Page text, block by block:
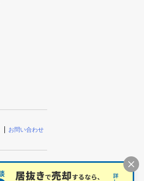
お問い合わせ